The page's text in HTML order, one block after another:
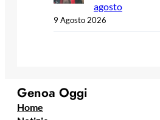
agosto
9 Agosto 2026
Genoa Oggi
Home